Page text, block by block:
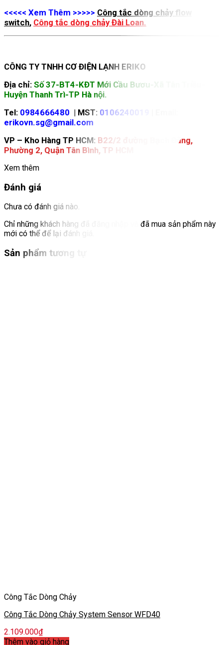
<<<<< Xem Thêm >>>>> Công tắc dòng chảy flow
switch, Công tắc dòng chảy Đài Loan.
CÔNG TY TNHH CƠ ĐIỆN LẠNH ERIKO
Địa chỉ: Số 37-BT4-KĐT Mới Cầu Bươu-Xã Tân Triều-
Huyện Thanh Trì-TP Hà nội.
Tel: 0984666480 | MST: 0106240019
erikovn.sg@gmail.com
VP – Kho Hàng TP HCM: B22/2 đường Bạch Đằng,
Phường 2, Quận Tân Bình, TP HCM
Xem thêm
Đánh giá
Chưa có đánh giá nào.
Chỉ những khách hàng đã đăng nhập và đã mua sản phẩm này
mới có thể để lại đánh giá.
Sản phẩm tương tự
Công Tắc Dòng Chảy
Công Tắc Dòng Chảy System Sensor WFD40
2.109.000₫
Thêm vào giỏ hàng